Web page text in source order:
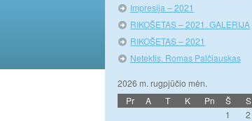
Impresija – 2021
RIKOŠETAS – 2021. GALERIJA
RIKOŠETAS – 2021
Netektis. Romas Palčiauskas
2026 m. rugpjūčio mėn.
Pr
A T K Pn Š S
1
2